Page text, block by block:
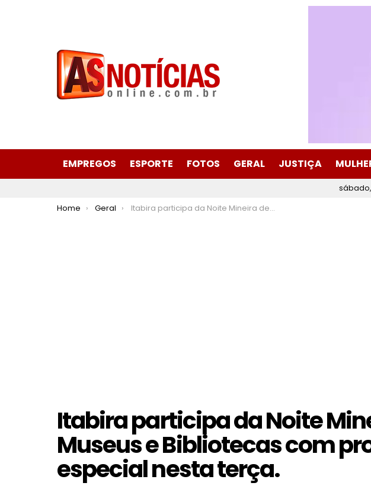
EMPREGOS ESPORTE FOTOS GERAL JUSTIÇA
You are here:
Home Geral Itabira participa da Noite Mineira de Museus e Bibliotecas com programação especial nesta terça.
Itabira participa da Noite
Museus e Bibliotecas com
especial nesta terça.